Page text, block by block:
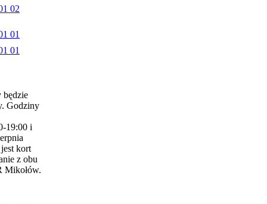
będzie
Godziny
19:00 i
kort
z obu
Mikołów.